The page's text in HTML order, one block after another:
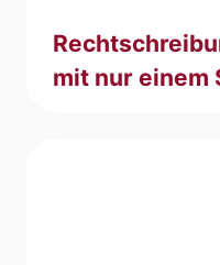
mit nur einem